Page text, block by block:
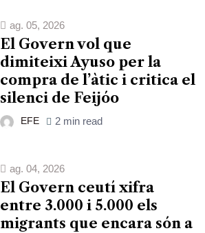
ag. 05, 2026
El Govern vol que
dimiteixi Ayuso per la
compra de l’àtic i critica el
silenci de Feijóo
EFE 2 min read
ag. 04, 2026
El Govern ceutí xifra
entre 3.000 i 5.000 els
migrants que encara són a